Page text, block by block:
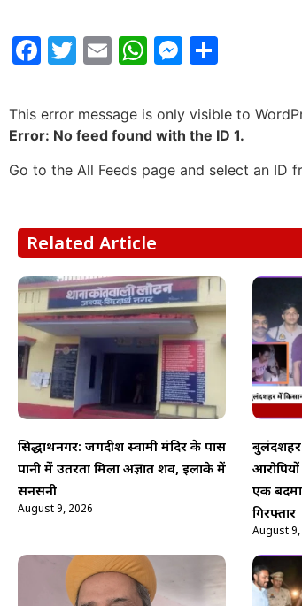
Facebook
Twitter
EmailWhatsApp
This error message is only visible to
Error: No feed found with the ID 1.
Go to the All Feeds page and select an ID
Related Article
सिद्धार्थनगर: जगदीश स्वामी मंदिर के पास
पानी में उतरता मिला अज्ञात शव, इलाके में
सनसनी
August 9, 2026
बुलंदशहर
एक
गिरफ्तार
August 9,